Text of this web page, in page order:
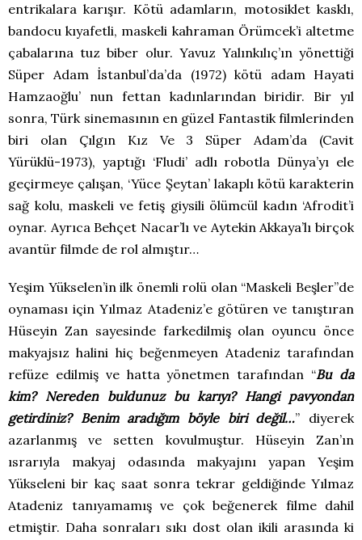
entrikalara karışır. Kötü adamların, motosiklet kasklı,
bandocu kıyafetli, maskeli kahraman Örümcek’i altetme
çabalarına tuz biber olur. Yavuz Yalınkılıç’ın yönettiği
Süper Adam İstanbul’da’da (1972) kötü adam Hayati
Hamzaoğlu’ nun fettan kadınlarından biridir. Bir yıl
sonra, Türk sinemasının en güzel Fantastik filmlerinden
biri olan Çılgın Kız Ve 3 Süper Adam’da (Cavit
Yürüklü-1973), yaptığı ‘Fludi’ adlı robotla Dünya’yı ele
geçirmeye çalışan, ‘Yüce Şeytan’ lakaplı kötü karakterin
sağ kolu, maskeli ve fetiş giysili ölümcül kadın ‘Afrodit’i
oynar. Ayrıca Behçet Nacar’lı ve Aytekin Akkaya’lı birçok
avantür filmde de rol almıştır…
Yeşim Yükselen’in ilk önemli rolü olan “Maskeli Beşler”de
oynaması için Yılmaz Atadeniz’e götüren ve tanıştıran
Hüseyin Zan sayesinde farkedilmiş olan oyuncu önce
makyajsız halini hiç beğenmeyen Atadeniz tarafından
refüze edilmiş ve hatta yönetmen tarafından “Bu da
kim? Nereden buldunuz bu karıyı? Hangi pavyondan
getirdiniz? Benim aradığım böyle biri değil…” diyerek
azarlanmış ve setten kovulmuştur. Hüseyin Zan’ın
ısrarıyla makyaj odasında makyajını yapan Yeşim
Yükseleni bir kaç saat sonra tekrar geldiğinde Yılmaz
Atadeniz tanıyamamış ve çok beğenerek filme dahil
etmiştir. Daha sonraları sıkı dost olan ikili arasında ki